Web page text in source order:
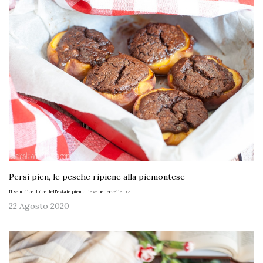
Persi pien, le pesche ripiene alla piemontese
Il semplice dolce dell'estate piemontese per eccellenza
22 Agosto 2020